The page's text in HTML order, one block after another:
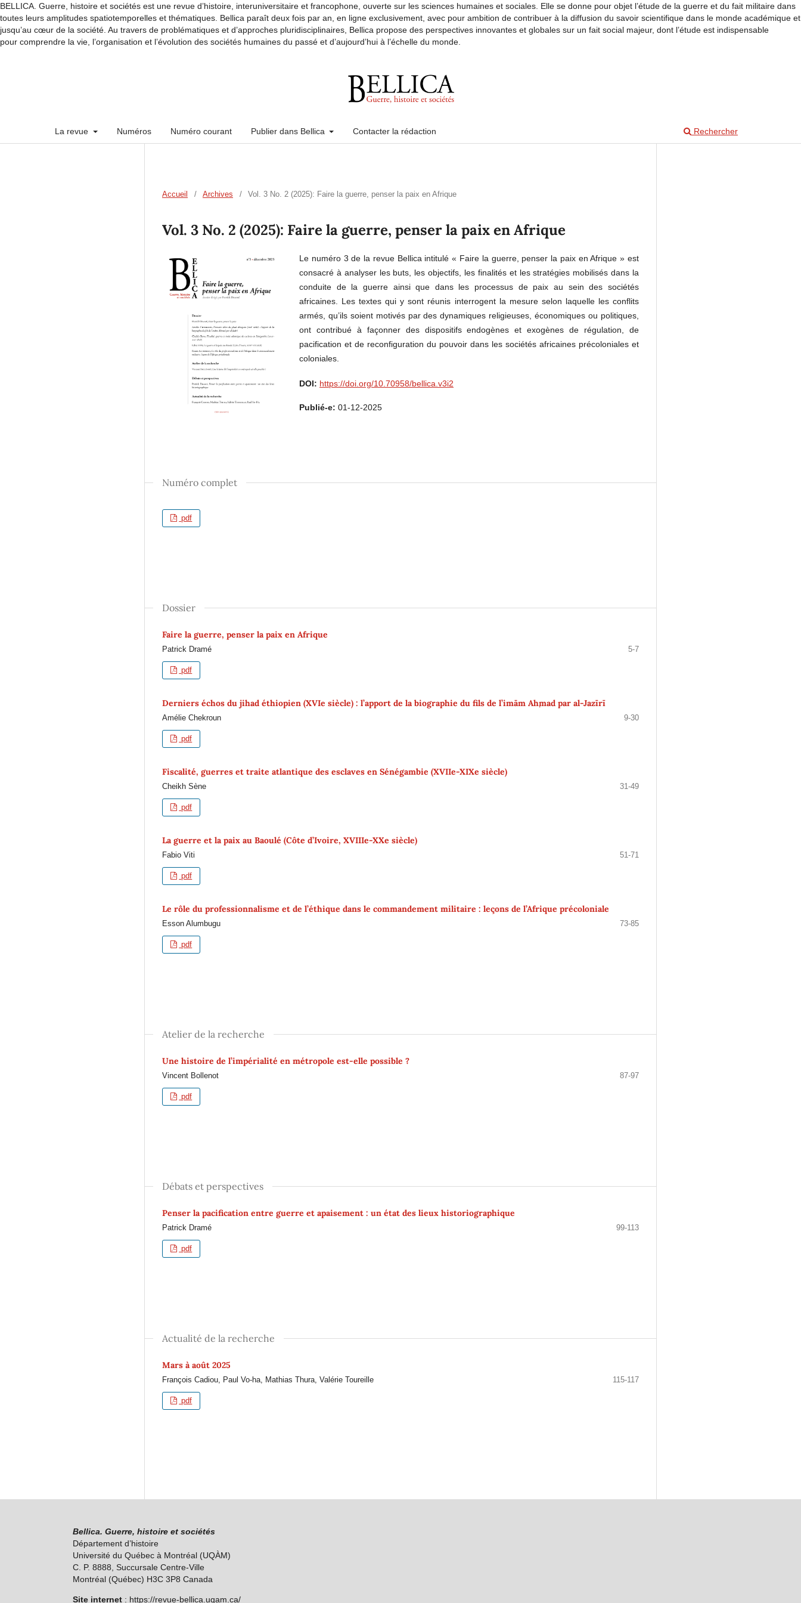
BELLICA. Guerre, histoire et sociétés est une revue d’histoire, interuniversitaire et francophone, ouverte sur les sciences humaines et sociales. Elle se donne pour objet l’étude de la guerre et du fait militaire dans
toutes leurs amplitudes spatiotemporelles et thématiques. Bellica paraît deux fois par an, en ligne exclusivement, avec pour ambition de contribuer à la diffusion du savoir scientifique dans le monde académique et
jusqu’au cœur de la société. Au travers de problématiques et d’approches pluridisciplinaires, Bellica propose des perspectives innovantes et globales sur un fait social majeur, dont l’étude est indispensable
pour comprendre la vie, l’organisation et l’évolution des sociétés humaines du passé et d’aujourd’hui à l’échelle du monde.
La revue Numéros Numéro courant Publier dans Bellica Contacter la rédaction Rechercher
Accueil / Archives / Vol. 3 No. 2 (2025): Faire la guerre, penser la paix en Afrique
Vol. 3 No. 2 (2025): Faire la guerre, penser la paix en Afrique
Le numéro 3 de la revue Bellica intitulé « Faire la guerre, penser la paix en Afrique » est
consacré à analyser les buts, les objectifs, les finalités et les stratégies mobilisés dans la
conduite de la guerre ainsi que dans les processus de paix au sein des sociétés
africaines. Les textes qui y sont réunis interrogent la mesure selon laquelle les conflits
armés, qu’ils soient motivés par des dynamiques religieuses, économiques ou politiques,
ont contribué à façonner des dispositifs endogènes et exogènes de régulation, de
pacification et de reconfiguration du pouvoir dans les sociétés africaines précoloniales et
coloniales.
DOI: https://doi.org/10.70958/bellica.v3i2
Publié-e: 01-12-2025
Numéro complet
pdf
Dossier
Faire la guerre, penser la paix en Afrique
Patrick Dramé 5-7
pdf
Derniers échos du jihad éthiopien (XVIe siècle) : l’apport de la biographie du fils de l’imām Aḥmad par al-Jazīrī
Amélie Chekroun 9-30
pdf
Fiscalité, guerres et traite atlantique des esclaves en Sénégambie (XVIIe-XIXe siècle)
Cheikh Sène 31-49
pdf
La guerre et la paix au Baoulé (Côte d’Ivoire, XVIIIe-XXe siècle)
Fabio Viti 51-71
pdf
Le rôle du professionnalisme et de l’éthique dans le commandement militaire : leçons de l’Afrique précoloniale
Esson Alumbugu 73-85
pdf
Atelier de la recherche
Une histoire de l’impérialité en métropole est-elle possible ?
Vincent Bollenot 87-97
pdf
Débats et perspectives
Penser la pacification entre guerre et apaisement : un état des lieux historiographique
Patrick Dramé 99-113
pdf
Actualité de la recherche
Mars à août 2025
François Cadiou, Paul Vo-ha, Mathias Thura, Valérie Toureille 115-117
pdf
Bellica. Guerre, histoire et sociétés
Département d’histoire
Université du Québec à Montréal (UQÀM)
C. P. 8888, Succursale Centre-Ville
Montréal (Québec) H3C 3P8 Canada
Site internet : https://revue-bellica.uqam.ca/